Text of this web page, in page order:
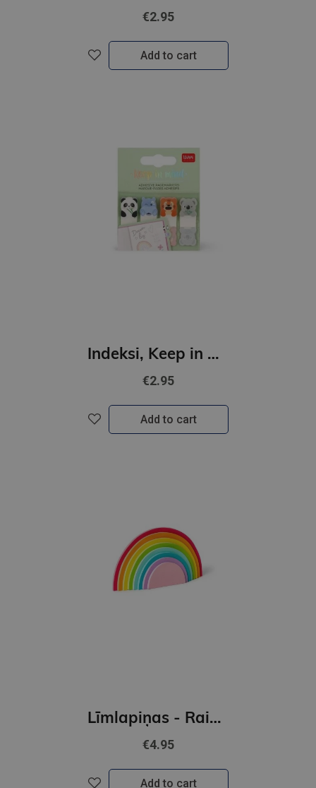
€2.95
Add to cart
Indeksi, Keep in mind- Dzīvnieki
€2.95
Add to cart
Līmlapiņas - Rainbow
€4.95
Add to cart